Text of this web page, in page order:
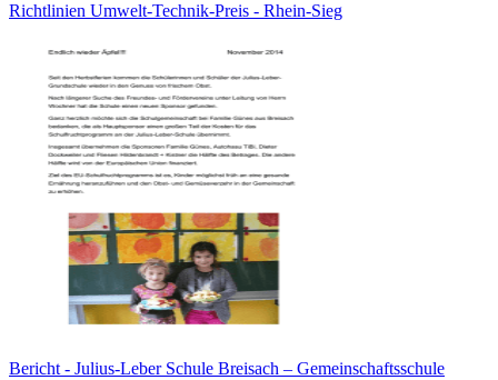
Richtlinien Umwelt-Technik-Preis - Rhein-Sieg
Bericht - Julius-Leber Schule Breisach – Gemeinschaftsschule